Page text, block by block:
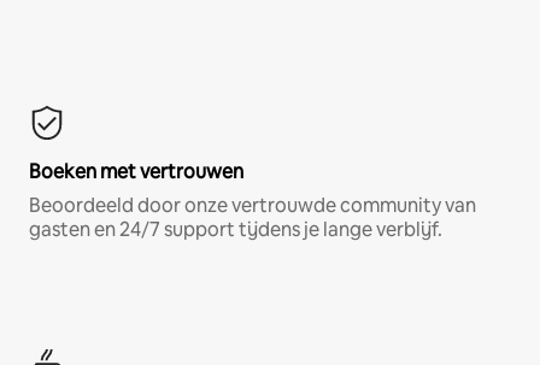
Boeken met vertrouwen
Beoordeeld door onze vertrouwde community van
gasten en 24/7 support tijdens je lange verblijf.